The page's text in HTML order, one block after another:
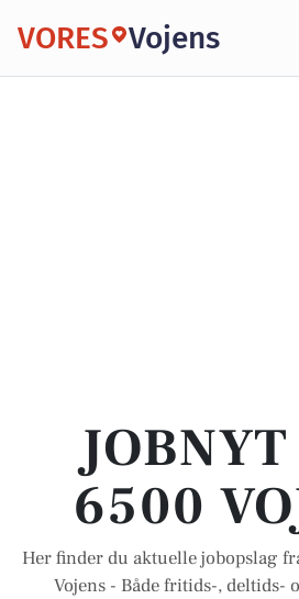
VORES Vojens
6500
Her finder du aktuelle jobopslag
Vojens - Både fritids-, deltids-